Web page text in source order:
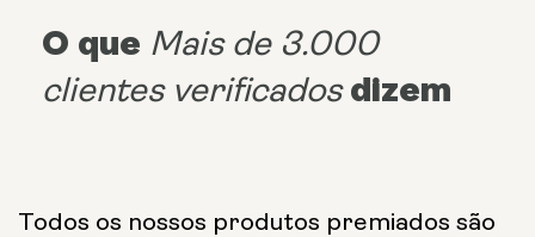
O que Mais de 3.000
clientes verificados dizem
Todos os nossos produtos premiados são